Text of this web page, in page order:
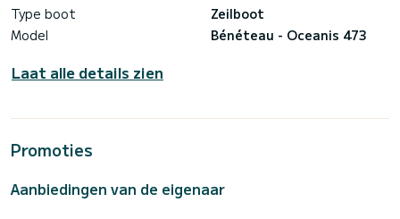
Type boot
Zeilboot
Model
Bénéteau - Oceanis 473
Laat alle details zien
Promoties
Aanbiedingen van de eigenaar